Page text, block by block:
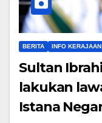
BERITA INFO KERAJAAN
Sultan
lakukan
Istana